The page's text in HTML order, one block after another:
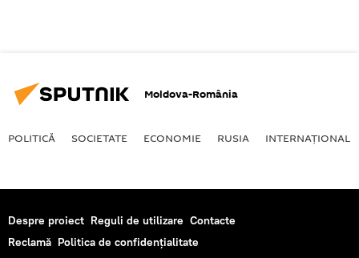
Moldova-România
POLITICĂ SOCIETATE ECONOMIE RUSIA INTERNAŢIONAL
Despre proiect Reguli de utilizare Contacte
Reclamă Politica de confidențialitate